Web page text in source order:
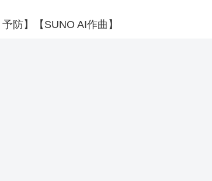
防】【SUNO AI作曲】